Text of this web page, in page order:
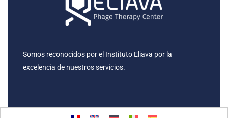
Somos reconocidos por el Instituto Eliava por la
excelencia de nuestros servicios.